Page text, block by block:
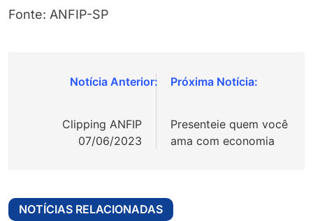
Fonte: ANFIP-SP
Navegação
Clipping ANFIP
07/06/2023
Presenteie quem você
ama com economia
NOTÍCIAS RELACIONADAS